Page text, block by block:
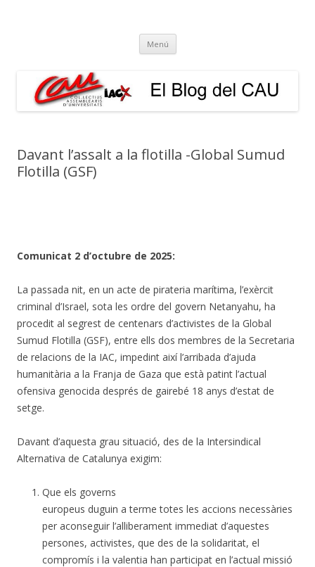
Menú Vés
contingut
Davant l’assalt a la flotilla -Global Sumud
Flotilla (GSF)
Comunicat 2 d’octubre de 2025:
La passada nit, en un acte de pirateria marítima, l’exèrcit
criminal d’Israel, sota les ordre del govern Netanyahu, ha
procedit al segrest de centenars d’activistes de la Global
Sumud Flotilla (GSF), entre ells dos membres de la Secretaria
de relacions de la IAC, impedint així l’arribada d’ajuda
humanitària a la Franja de Gaza que està patint l’actual
ofensiva genocida després de gairebé 18 anys d’estat de
setge.
Davant d’aquesta grau situació, des de la Intersindical
Alternativa de Catalunya exigim:
Que els governs
europeus duguin a terme totes les accions necessàries
per aconseguir l’alliberament immediat d’aquestes
persones, activistes, que des de la solidaritat, el
compromís i la valentia han participat en l’actual missió